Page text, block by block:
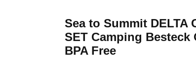
Sea to Summit DELTA
SET Camping Besteck
BPA Free